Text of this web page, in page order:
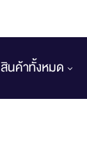
สินค้าทั้งหมด